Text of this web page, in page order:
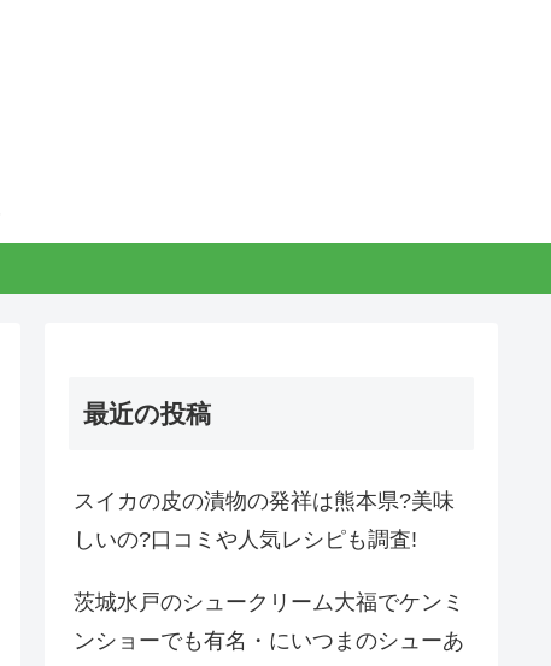
最近の投稿
スイカの皮の漬物の発祥は熊本県?美味
しいの?口コミや人気レシピも調査!
茨城水戸のシュークリーム大福でケンミ
ンショーでも有名・にいつまのシューあ